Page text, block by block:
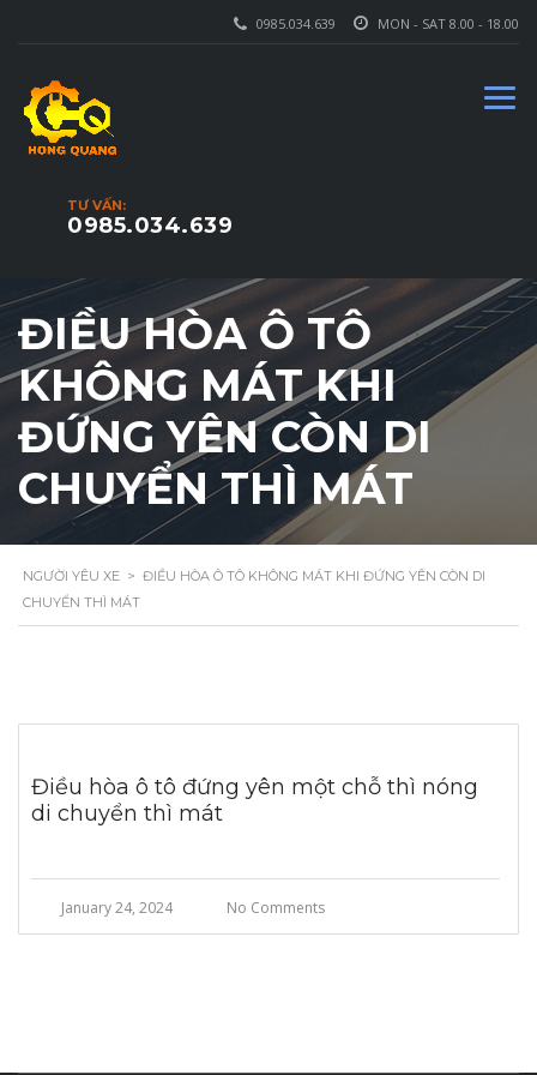
MON - SAT 8.00 - 18.00
0985.034.639
TƯ VẤN:
0985.034.639
ĐIỀU HÒA Ô TÔ
KHÔNG MÁT KHI
ĐỨNG YÊN CÒN DI
CHUYỂN THÌ MÁT
NGƯỜI YÊU XE > ĐIỀU HÒA Ô TÔ KHÔNG MÁT KHI ĐỨNG YÊN CÒN DI
CHUYỂN THÌ MÁT
Điều hòa ô tô đứng yên một chỗ thì nóng
di chuyển thì mát
January 24, 2024 No Comments